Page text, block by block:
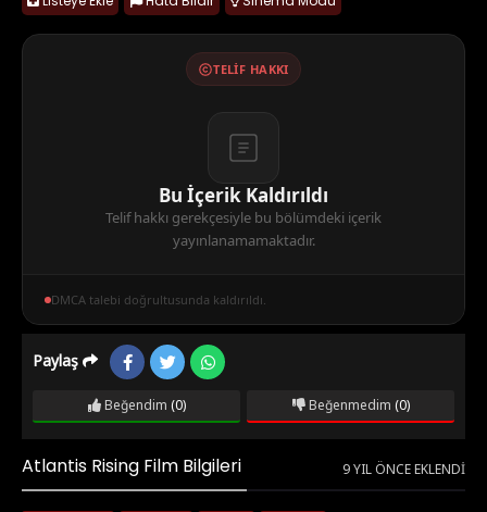
TELIF HAKKI
Bu İçerik Kaldırıldı
Telif hakkı gerekçesiyle bu bölümdeki içerik
yayınlanamamaktadır.
DMCA talebi doğrultusunda kaldırıldı.
Paylaş
Beğendim (0) Beğenmedim (0)
Atlantis Rising Film Bilgileri 9 YIL ÖNCE EKLENDI